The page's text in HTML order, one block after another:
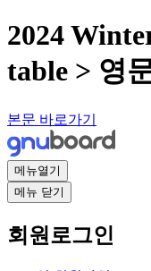
2024
table > 영
본문 바로가기
메뉴열기
메뉴 닫기
회원로그인